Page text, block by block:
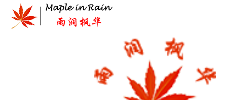
content